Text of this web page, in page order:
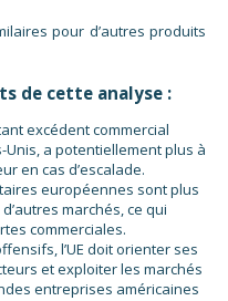
pour d’autres produits
de cette analyse :
excédent commercial
a potentiellement plus à
en cas d’escalade.
européennes sont plus
marchés, ce qui
commerciales.
l’UE doit orienter ses
et exploiter les marchés
entreprises américaines